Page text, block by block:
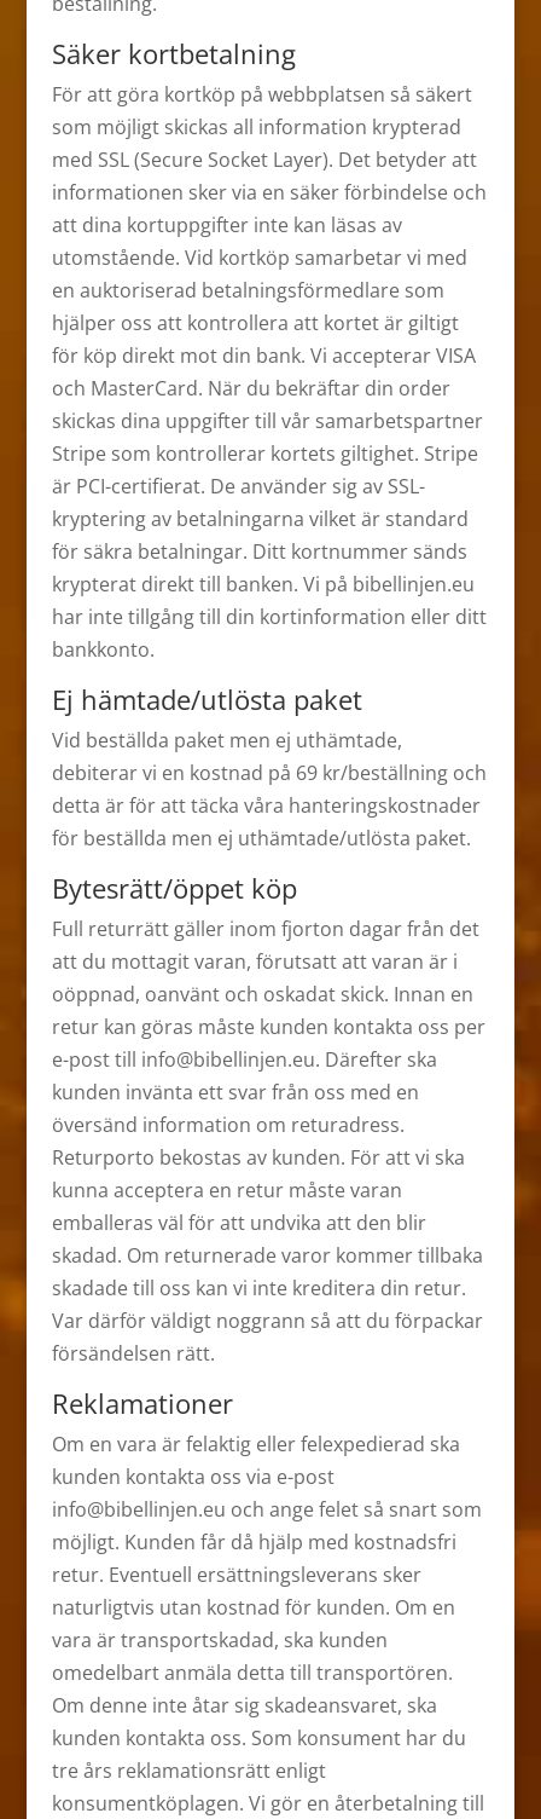
Säker kortbetalning
För att göra kortköp på webbplatsen så säkert
som möjligt skickas all information krypterad
med SSL (Secure Socket Layer). Det betyder att
informationen sker via en säker förbindelse och
att dina kortuppgifter inte kan läsas av
utomstående. Vid kortköp samarbetar vi med
en auktoriserad betalningsförmedlare som
hjälper oss att kontrollera att kortet är giltigt
för köp direkt mot din bank. Vi accepterar VISA
och MasterCard. När du bekräftar din order
skickas dina uppgifter till vår samarbetspartner
Stripe som kontrollerar kortets giltighet. Stripe
är PCI-certifierat. De använder sig av SSL-
kryptering av betalningarna vilket är standard
för säkra betalningar. Ditt kortnummer sänds
krypterat direkt till banken. Vi på bibellinjen.eu
har inte tillgång till din kortinformation eller ditt
bankkonto.
Ej hämtade/utlösta paket
Vid beställda paket men ej uthämtade,
debiterar vi en kostnad på 69 kr/beställning och
detta är för att täcka våra hanteringskostnader
för beställda men ej uthämtade/utlösta paket.
Bytesrätt/öppet köp
Full returrätt gäller inom fjorton dagar från det
att du mottagit varan, förutsatt att varan är i
oöppnad, oanvänt och oskadat skick. Innan en
retur kan göras måste kunden kontakta oss per
e-post till info@bibellinjen.eu. Därefter ska
kunden invänta ett svar från oss med en
översänd information om returadress.
Returporto bekostas av kunden. För att vi ska
kunna acceptera en retur måste varan
emballeras väl för att undvika att den blir
skadad. Om returnerade varor kommer tillbaka
skadade till oss kan vi inte kreditera din retur.
Var därför väldigt noggrann så att du förpackar
försändelsen rätt.
Reklamationer
Om en vara är felaktig eller felexpedierad ska
kunden kontakta oss via e-post
info@bibellinjen.eu och ange felet så snart som
möjligt. Kunden får då hjälp med kostnadsfri
retur. Eventuell ersättningsleverans sker
naturligtvis utan kostnad för kunden. Om en
vara är transportskadad, ska kunden
omedelbart anmäla detta till transportören.
Om denne inte åtar sig skadeansvaret, ska
kunden kontakta oss. Som konsument har du
tre års reklamationsrätt enligt
konsumentköplagen. Vi gör en återbetalning till